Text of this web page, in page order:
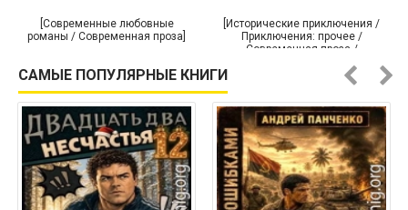
[Современные любовные
романы / Современная проза]
[Исторические приключения /
Приключения: прочее /
Современная проза /
САМЫЕ ПОПУЛЯРНЫЕ КНИГИ